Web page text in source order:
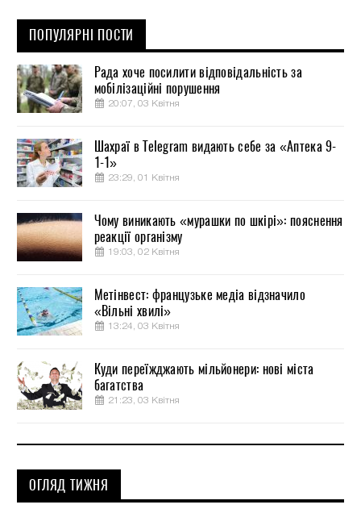
ПОПУЛЯРНІ ПОСТИ
Рада хоче посилити відповідальність за
мобілізаційні порушення
20:07, 03 Квітня
Шахраї в Telegram видають себе за «Аптека 9-
1-1»
23:29, 01 Квітня
Чому виникають «мурашки по шкірі»: пояснення
реакції організму
19:03, 02 Квітня
Метінвест: французьке медіа відзначило
«Вільні хвилі»
13:24, 03 Квітня
Куди переїжджають мільйонери: нові міста
багатства
21:23, 03 Квітня
ОГЛЯД ТИЖНЯ